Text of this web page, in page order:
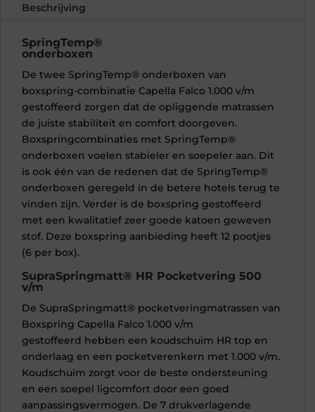
Beschrijving
SpringTemp®
onderboxen
De twee SpringTemp® onderboxen van
boxspring-combinatie Capella Falco 1.000 v/m
gestoffeerd zorgen dat de opliggende matrassen
de juiste stabiliteit en comfort doorgeven.
Boxspringcombinaties met SpringTemp®
onderboxen voelen stabieler en soepeler aan. Dit
is ook één van de redenen dat de SpringTemp®
onderboxen geregeld in de betere hotels terug te
vinden zijn. Verder is de boxspring gestoffeerd
met een kwalitatief zeer goede katoen geweven
stof. Deze boxspring aanbieding heeft 12 pootjes
(6 per box).
SupraSpringmatt® HR Pocketvering 500
v/m
De SupraSpringmatt® pocketveringmatrassen van
Boxspring Capella Falco 1.000 v/m
gestoffeerd hebben een koudschuim HR top en
onderlaag en een pocketverenkern met 1.000 v/m.
Koudschuim zorgt voor de beste ondersteuning
en een soepel ligcomfort door een goed
aanpassingsvermogen. De 7 drukverlagende